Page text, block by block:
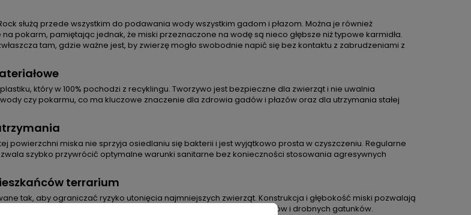
służą przede wszystkim do podawania wody wszystkim gadom i płazom. Można je również
pokarm, pamiętając jednak, że miski przeznaczone na wodę są nieco głębsze niż typowe karmidła.
tam, gdzie ważne jest, by zwierzę mogło swobodnie napić się bez kontaktu z zabrudzeniami z
który w 100% pochodzi z recyklingu. Tworzywo jest bezpieczne dla zwierząt i nie uwalnia
czy pokarmu, co ma kluczowe znaczenie dla zdrowia gadów i płazów oraz dla utrzymania stałej
powierzchni miska nie sprzyja osiedlaniu się bakterii i jest wyjątkowo prosta w czyszczeniu. Regularne
szybko przywrócić optymalne warunki sanitarne bez konieczności stosowania agresywnych
terrarium
tak, aby ograniczać ryzyko utonięcia najmniejszych zwierząt. Konstrukcja i głębokość miski pozwalają
z wody, co jest istotne zwłaszcza w przypadku młodych osobników i drobnych gatunków.